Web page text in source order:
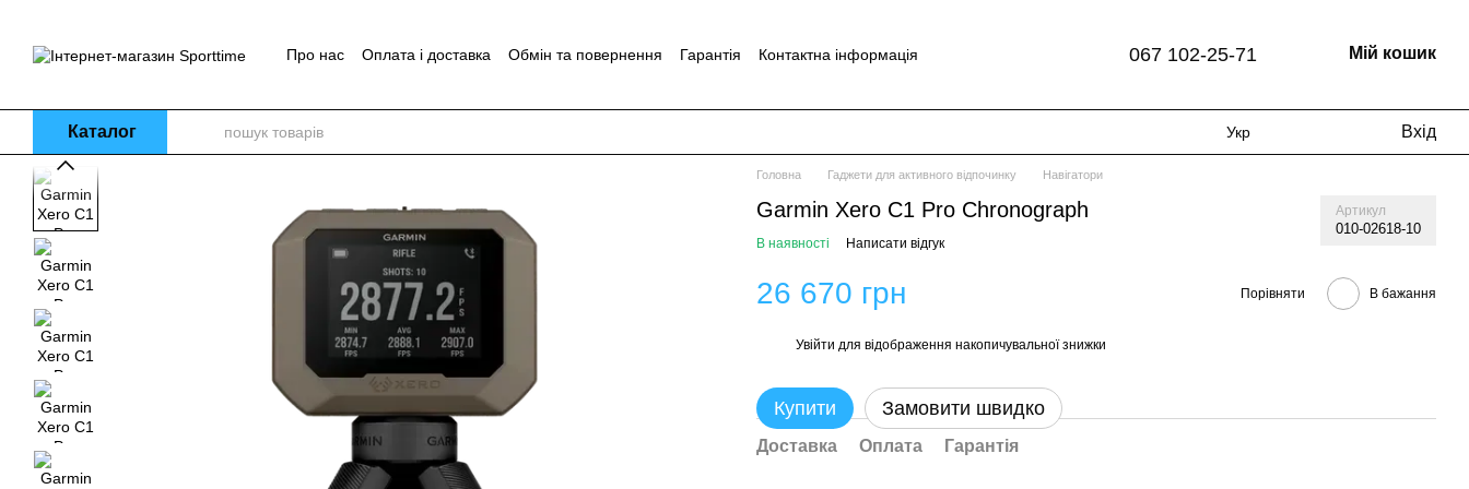
Про нас Оплата і доставка Обмін та повернення Гарантія
Контактна інформація
067 102-25-71 Мій кошик
Каталог Укр Вхід
Головна Гаджети для активного відпочинку Навігатори
Garmin Xero C1 Pro Chronograph Артикул
010-02618-10
В наявності Написати відгук
26 670 грн Порівняти В бажання
Увійти для відображення накопичувальної знижки
Купити Замовити швидко
Доставка Оплата Гарантія